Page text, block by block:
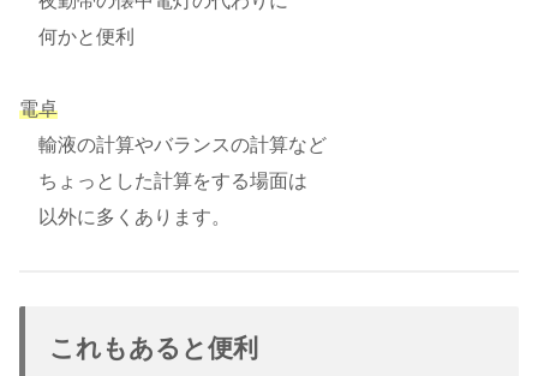
何かと便利
電卓
輸液の計算やバランスの計算など
ちょっとした計算をする場面は
以外に多くあります。
これもあると便利